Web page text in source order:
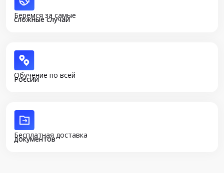
Беремся за самые
сложные случаи
Обучение по всей
России
Бесплатная доставка
документов